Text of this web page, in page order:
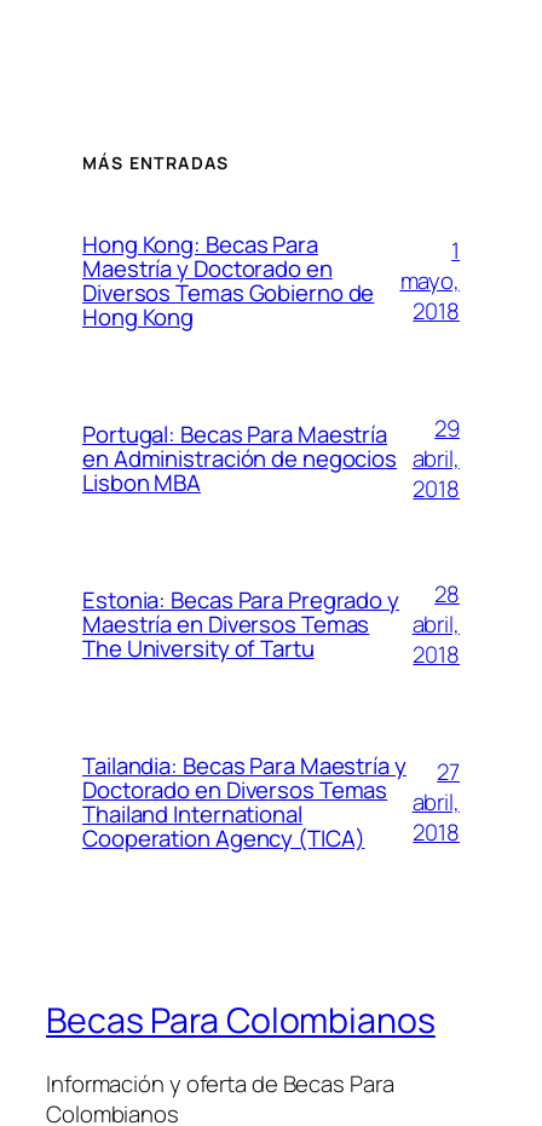
MÁS ENTRADAS
Hong Kong: Becas Para
Maestría y Doctorado en
Diversos Temas Gobierno de
Hong Kong
1
mayo,
2018
Portugal: Becas Para Maestría
en Administración de negocios
Lisbon MBA
29
abril,
2018
Estonia: Becas Para Pregrado y
Maestría en Diversos Temas
The University of Tartu
28
abril,
2018
Tailandia: Becas Para Maestría y
Doctorado en Diversos Temas
Thailand International
Cooperation Agency (TICA)
27
abril,
2018
Becas Para Colombianos
Información y oferta de Becas Para
Colombianos